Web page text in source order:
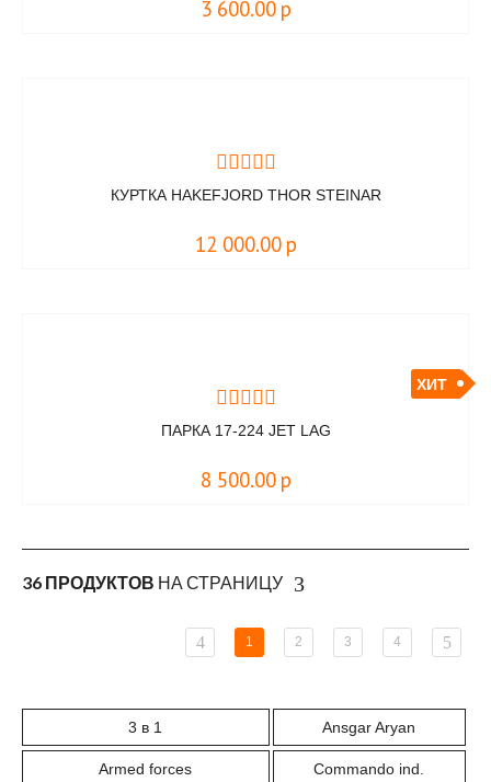
3 600.00 р
КУРТКА HAKEFJORD THOR STEINAR
12 000.00 р
ХИТ
ПАРКА 17-224 JET LAG
8 500.00 р
36 ПРОДУКТОВ НА СТРАНИЦУ
1 2 3 4
3 в 1 Ansgar Aryan
Armed forces Commando ind.